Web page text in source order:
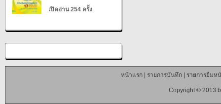
เปิดอ่าน 254 ครั้ง
หน้าแรก| รายการบันทึก| รายการยืมห
Copyright © 2013